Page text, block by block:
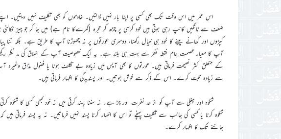
اس عمر میں اس وقت تک بھی کسی پر اپنا بار نہیں ڈالتیں۔ خادموں کو بھی تکلیف نہیں دیتیں۔
ضعف سے ٹانگیں کانپ رہی ہوتی ہیں خود کرسی پر چڑھ کر حجرہ (کمرےکا نام ہے) میں جا کر جو چیز نکالنی
کپڑوں اور کھانے پینے کا خود ہی خیال رکھنا، دوسری عورتوں پر نہ چھوڑنا آپ کا طریق ہے۔ بلکہ
آپ کا معیار عصمت عام نقطہ نظر سے بہت ہی بلند ہے۔ یہ ایک خصوصیت آپ کے اخلاق کی مد
کے متعلق اکثر نصیحت فرماتی ہیں۔ عورتوں کا بھی آپس میں زیادہ بے تکلف ہونا یا فضول مذاق
سے زیادہ محبت کرے۔ اس کے ذکر سے خوش ہوتیں۔ اور پسندیدگی کا اظہار فرماتی ہیں۔
شکوہ اور چغلی سے آپ کو از حد نفرت اور چڑ ہے۔ نہ سننا پسند کرتی ہیں نہ خود کبھی کسی کا شکوہ
شکوہ کرنا یا کسی کی جانب سے تکلیف پہنچے تو اس کا اظہار کرنا پسند نہیں فرماتیں۔ نہ یہ پسند
جاننے تک کا اظہار کرے۔